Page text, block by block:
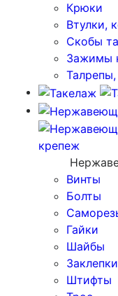
Крюки
Втулки,
Скобы
Зажимы
крепеж
Винты
Болты
Гайки
Шайбы
Заклепки
Штифты